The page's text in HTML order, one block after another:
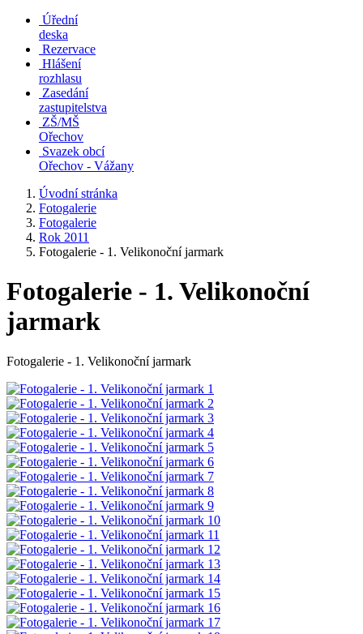
Úřední
deska
Rezervace
Hlášení
rozhlasu
Zasedání
zastupitelstva
ZŠ/MŠ
Ořechov
Svazek obcí
Ořechov - Vážany
Úvodní stránka
Fotogalerie
Fotogalerie
Rok 2011
Fotogalerie - 1. Velikonoční jarmark
Fotogalerie - 1. Velikonoční
jarmark
Fotogalerie - 1. Velikonoční jarmark